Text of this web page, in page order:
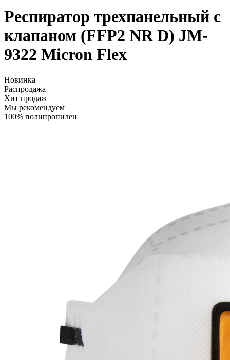
Респиратор трехпанельный с
клапаном (FFP2 NR D) JM-
9322 Micron Flex
Новинка
Распродажа
Хит продаж
Мы рекомендуем
100% полипропилен